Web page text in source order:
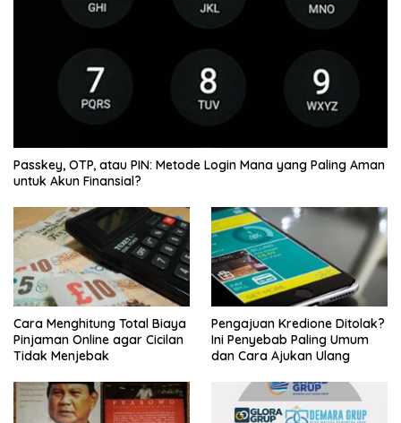
Passkey, OTP, atau PIN: Metode Login Mana yang Paling Aman
untuk Akun Finansial?
Cara Menghitung Total Biaya
Pinjaman Online agar Cicilan
Tidak Menjebak
Pengajuan Kredione Ditolak?
Ini Penyebab Paling Umum
dan Cara Ajukan Ulang